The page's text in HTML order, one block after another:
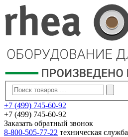
+7 (499) 745-60-92
+7 (499) 745-60-92
Заказать обратный звонок
8-800-505-77-22 техническая служба